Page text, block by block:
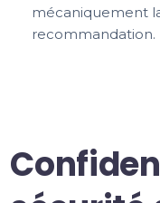
mécaniquement
recommandation.